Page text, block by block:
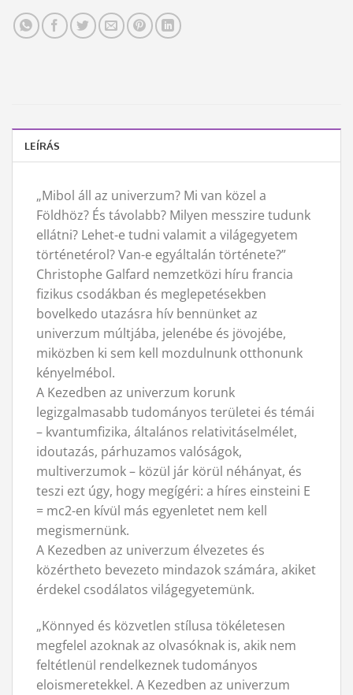
LEÍRÁS
„Mibol áll az univerzum? Mi van közel a
Földhöz? És távolabb? Milyen messzire tudunk
ellátni? Lehet-e tudni valamit a világegyetem
történetérol? Van-e egyáltalán története?”
Christophe Galfard nemzetközi híru francia
fizikus csodákban és meglepetésekben
bovelkedo utazásra hív bennünket az
univerzum múltjába, jelenébe és jövojébe,
miközben ki sem kell mozdulnunk otthonunk
kényelmébol.
A Kezedben az univerzum korunk
legizgalmasabb tudományos területei és témái
– kvantumfizika, általános relativitáselmélet,
idoutazás, párhuzamos valóságok,
multiverzumok – közül jár körül néhányat, és
teszi ezt úgy, hogy megígéri: a híres einsteini E
= mc2-en kívül más egyenletet nem kell
megismernünk.
A Kezedben az univerzum élvezetes és
közértheto bevezeto mindazok számára, akiket
érdekel csodálatos világegyetemünk.
„Könnyed és közvetlen stílusa tökéletesen
megfelel azoknak az olvasóknak is, akik nem
feltétlenül rendelkeznek tudományos
eloismeretekkel. A Kezedben az univerzum